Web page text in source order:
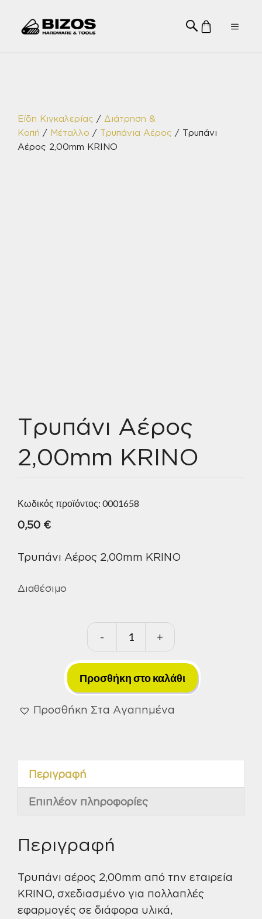
Menu
Είδη Κιγκαλερίας / Διάτρηση &
Κοπή / Μέταλλο / Τρυπάνια Αέρος / Τρυπάνι
Αέρος 2,00mm KRINO
Τρυπάνι Αέρος
2,00mm KRINO
Κωδικός προϊόντος: 0001658
0,50 €
Τρυπάνι Αέρος 2,00mm KRINO
Διαθέσιμο
-
Τρυπάνι
Αέρος
2,00mm
KRINO
ποσότητα
+
Προσθήκη στο καλάθι
Προσθήκη Στα Αγαπημένα
Περιγραφή
Επιπλέον πληροφορίες
Περιγραφή
Τρυπάνι αέρος 2,00mm από την εταιρεία
KRINO, σχεδιασμένο για πολλαπλές
εφαρμογές σε διάφορα υλικά,